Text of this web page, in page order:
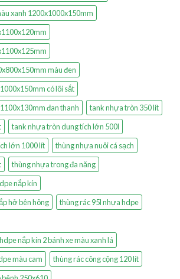
xanh 1200x1000x150mm
màu đen
có lõi sắt
đan thanh
tank nhựa tròn 350 lít
tank nhựa tròn dung tích lớn 500l
lớn 1000 lít
thùng nhựa nuôi cá sạch
thùng nhựa trong đa năng
nắp kín
hở bên hông
thùng rác 95l nhựa hdpe
nắp kín 2 bánh xe màu xanh lá
màu cam
thùng rác công cộng 120 lít